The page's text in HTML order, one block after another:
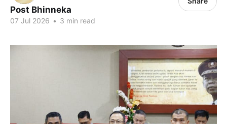
Post Bhinneka
07 Jul 2026 • 3 min read